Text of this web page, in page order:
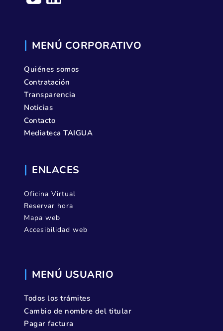
MENÚ CORPORATIVO
Quiénes somos
Contratación
Transparencia
Noticias
Contacto
Mediateca TAIGUA
ENLACES
Oficina Virtual
Reservar hora
Mapa web
Accesibilidad web
MENÚ USUARIO
Todos los trámites
Cambio de nombre del titular
Pagar factura